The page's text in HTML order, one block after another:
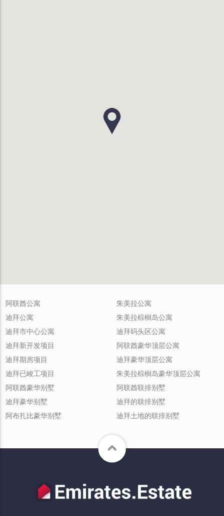
阿联酋公寓
迪拜公寓
迪拜市中心公寓
朱美拉公寓
朱美拉棕榈岛公寓
迪拜码头区公寓
迪拜新开发项目
迪拜期房项目
迪拜已峻工项目
阿联酋豪华顶层公寓
迪拜豪华顶层公寓
朱美拉棕榈岛豪华顶层公寓
阿联酋豪华别墅
迪拜豪华别墅
阿布扎比豪华别墅
阿联酋联排别墅
迪拜的联排别墅
迪拜土地的联排别墅